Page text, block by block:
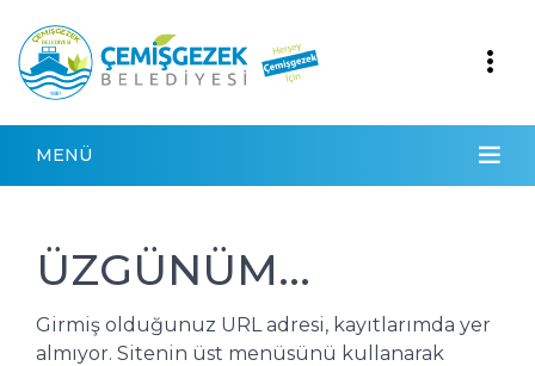
MENÜ
ÜZGÜNÜM...
Girmiş olduğunuz URL adresi, kayıtlarımda yer
almıyor. Sitenin üst menüsünü kullanarak